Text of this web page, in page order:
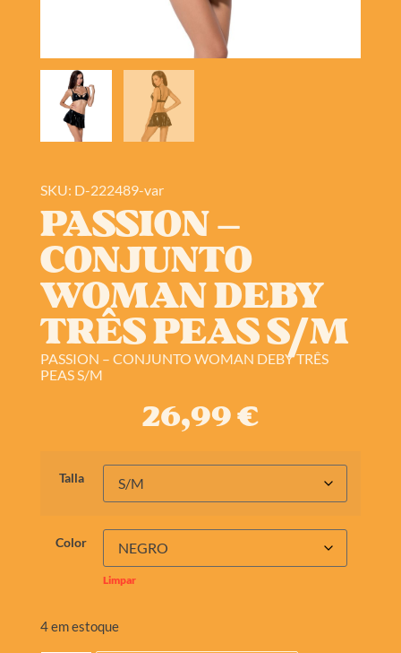
SKU: D-222489-var
PASSION –
CONJUNTO
WOMAN DEBY
TRÊS PEAS S/M
PASSION – CONJUNTO WOMAN DEBY TRÊS
PEAS S/M
26,99€
Talla
Color
Limpar
4 em estoque